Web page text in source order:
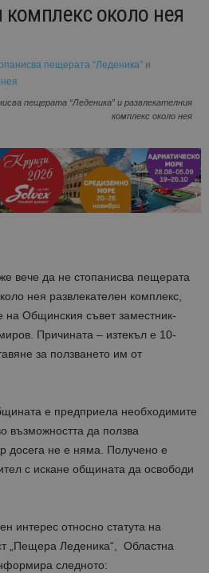
комплекс около нея
пещерата “Леденика” и развлекателния
комплекс около нея
вече да не стопанисва пещерата
нея развлекателен комплекс,
Общинския съвет заместник-
Причината – изтекъл е 10-
за ползването им от
е предприела необходимите
възможността да ползва
досега не е няма. Получено е
с искане общината да освободи
интерес относно статута на
„Пещера Леденика“, Областна
следното: